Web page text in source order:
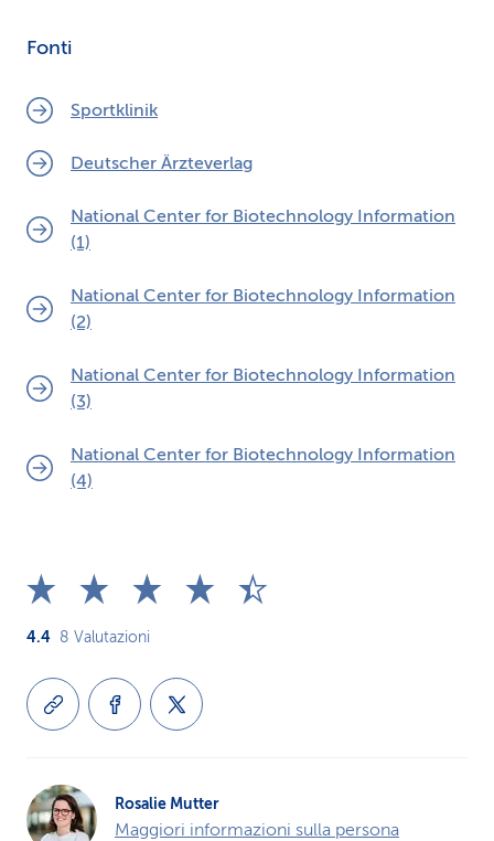
Fonti
Sportklinik
Deutscher Ärzteverlag
National Center for Biotechnology Information
(1)
National Center for Biotechnology Information
(2)
National Center for Biotechnology Information
(3)
National Center for Biotechnology Information
(4)
4.4 8 Valutazioni
Rosalie Mutter
Maggiori informazioni sulla persona